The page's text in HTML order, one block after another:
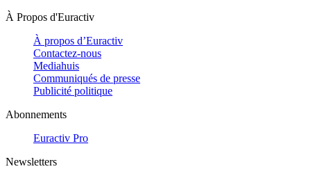
À Propos d'Euractiv
À propos d’Euractiv
Contactez-nous
Mediahuis
Communiqués de presse
Publicité politique
Abonnements
Euractiv Pro
Newsletters